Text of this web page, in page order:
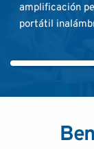
amplificación
portátil